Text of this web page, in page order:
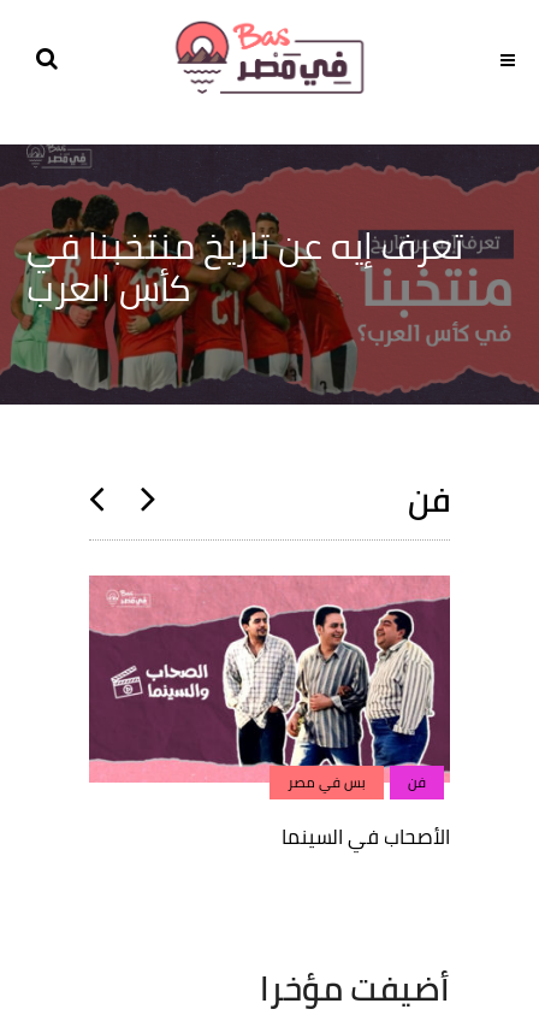
تعرف إيه عن تاريخ منتخبنا في
كأس العرب
فن
بس في مصر فن
الأصحاب في السينما
أضيفت مؤخرا